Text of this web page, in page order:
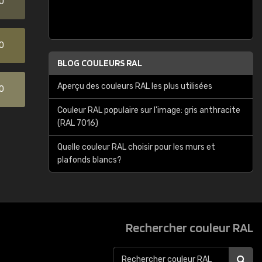
BLOG COULEURS RAL
Aperçu des couleurs RAL les plus utilisées
Couleur RAL populaire sur l'image: gris anthracite
(RAL 7016)
Quelle couleur RAL choisir pour les murs et
plafonds blancs?
Rechercher couleur RAL